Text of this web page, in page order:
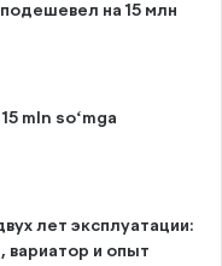
на 15 млн
mln so‘mga
лет эксплуатации:
вариатор и опыт